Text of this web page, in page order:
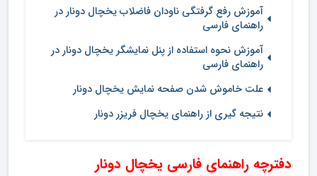
آموزش رفع گرفتگی ناودان فاضلاب یخچال دونار در
راهنمای فارسی
آموزش نحوه استفاده از پنل نمایشگر یخچال دونار در
راهنمای فارسی
علت خاموش شدن صفحه نمایش یخچال دونار
نتیجه گیری از راهنمای یخچال فریزر دونار
دفترچه راهنمای فارسی یخچال دونار